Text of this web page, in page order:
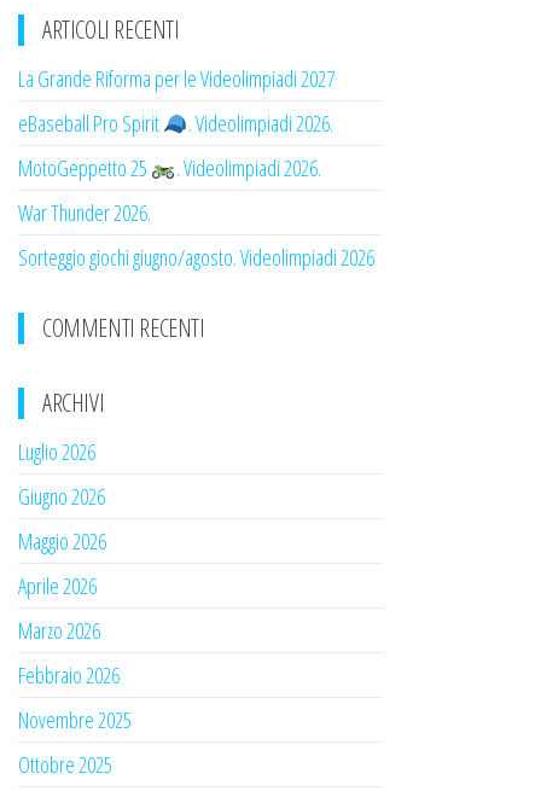
ARTICOLI RECENTI
La Grande Riforma per le Videolimpiadi 2027
eBaseball Pro Spirit
. Videolimpiadi 2026.
MotoGeppetto 25
. Videolimpiadi 2026.
War Thunder 2026.
Sorteggio giochi giugno/agosto. Videolimpiadi 2026
COMMENTI RECENTI
ARCHIVI
Luglio 2026
Giugno 2026
Maggio 2026
Aprile 2026
Marzo 2026
Febbraio 2026
Novembre 2025
Ottobre 2025